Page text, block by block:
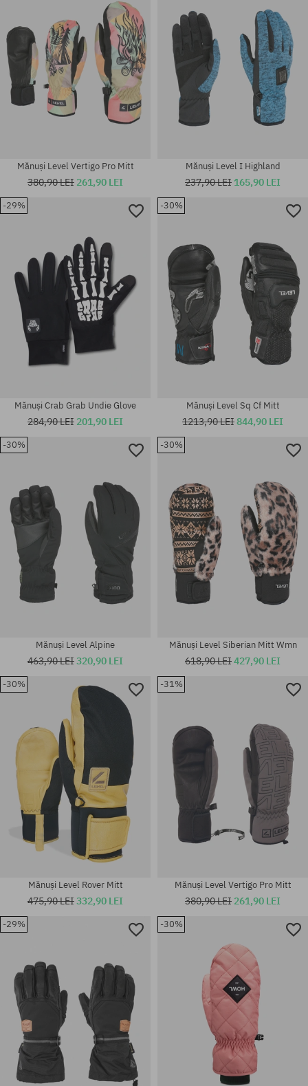
XS; S; S-M
Mănuși Level Vertigo Pro Mitt
380,90 LEI 261,90 LEI
S; XL
Mănuși Level I Highland
237,90 LEI 165,90 LEI
-29%
Mărimi existente:
Mănuși Crab Grab Undie Glove
284,90 LEI 201,90 LEI
-30%
Mănuși Level Sq Cf Mitt
1213,90 LEI844,90 LEI
-30%
M; XL; M-L
Mănuși Level Alpine
463,90 LEI320,90 LEI
-30%
Mărimi existente:
Mănuși Level Siberian Mitt Wmn
618,90 LEI427,90 LEI
-30%
Mănuși Level Rover Mitt
475,90 LEI332,90 LEI
-31%
Mănuși Level Vertigo Pro Mitt
380,90 LEI 261,90 LEI
-29% -30%